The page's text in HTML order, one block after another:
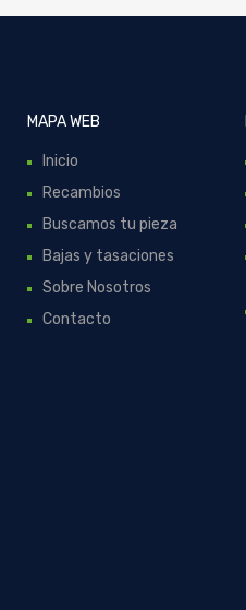
MAPA WEB
Inicio
Recambios
Buscamos tu pieza
Bajas y tasaciones
Sobre Nosotros
Contacto